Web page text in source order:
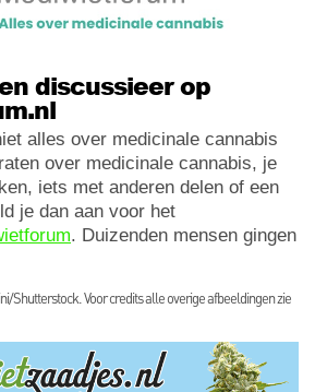
discussieer op
alles over medicinale cannabis
over medicinale cannabis, je
iets met anderen delen of een
je dan aan voor het
. Duizenden mensen gingen
Shutterstock. Voor credits alle overige afbeeldingen zie